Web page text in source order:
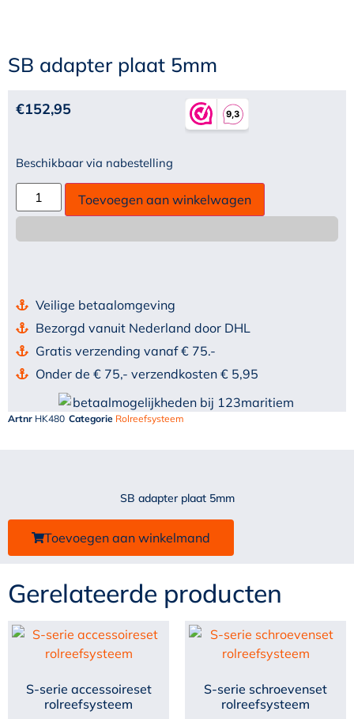
SB adapter plaat 5mm
€152,95
Beschikbaar via nabestelling
Toevoegen aan winkelwagen
Veilige betaalomgeving
Bezorgd vanuit Nederland door DHL
Gratis verzending vanaf € 75.-
Onder de € 75,- verzendkosten € 5,95
Artnr HK480 Categorie Rolreefsysteem
SB adapter plaat 5mm
Toevoegen aan winkelmand
Gerelateerde producten
S-serie accessoireset
rolreefsysteem
S-serie schroevenset
rolreefsysteem